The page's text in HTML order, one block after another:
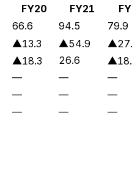
FY20 FY21
66.6 94.5 79.9
▲13.3 ▲54.9
▲18.3 26.6
— — —
— — —
— — —